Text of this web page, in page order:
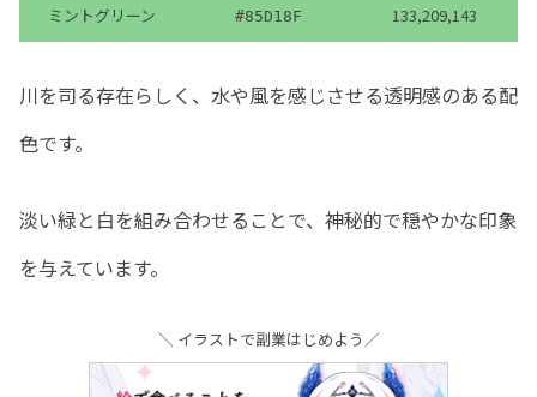
ミントグリーン #85D18F 133,209,143
川を司る存在らしく、水や風を感じさせる透明感のある配
色です。
淡い緑と白を組み合わせることで、神秘的で穏やかな印象
を与えています。
＼ イラストで副業はじめよう／